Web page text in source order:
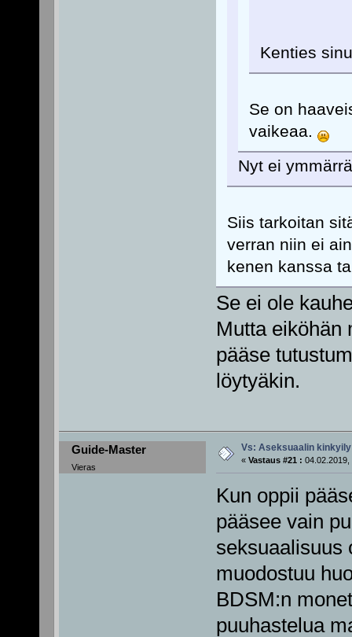
Kenties
Se on
vaikeaa.
Nyt ei
Siis tarkoitan
verran niin ei
kenen kanssa
Se ei ole
Mutta eiköhän
pääse
löytyäkin.
Guide-Master
Vieras
Vs: Aseksuaalin kinkyily
« Vastaus #21 : 04.02.2019,
Kun oppii
pääsee vain
seksuaalisuus
muodostuu
BDSM:n
puuhastelua